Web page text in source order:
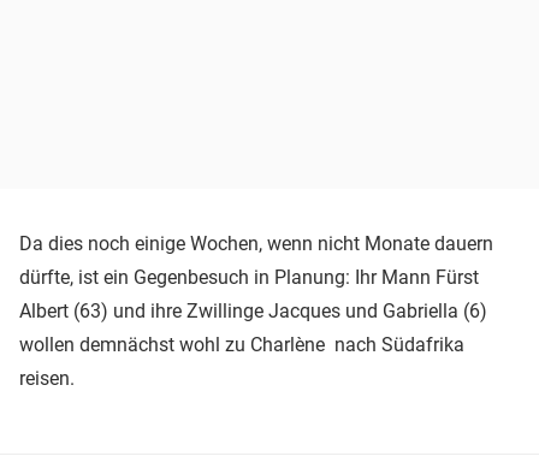
Da dies noch einige Wochen, wenn nicht Monate dauern
dürfte, ist ein Gegenbesuch in Planung: Ihr Mann Fürst
Albert (63) und ihre Zwillinge Jacques und Gabriella (6)
wollen demnächst wohl zu Charlène nach Südafrika
reisen.